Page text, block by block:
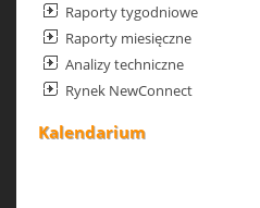
Raporty tygodniowe
Raporty miesięczne
Analizy techniczne
Rynek NewConnect
Kalendarium